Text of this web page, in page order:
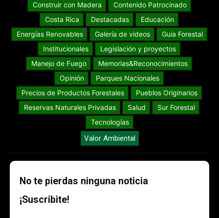
Construir con Madera
Contenido Patrocinado
Costa Rica
Destacadas
Educación
Energías Renovables
Galería de videos
Guia Forestal
Institucionales
Legislación y proyectos
Manejo de Fuego
Memorias&Reconocimientos
Opinión
Parques Nacionales
Precios de Productos Forestales
Pueblos Originarios
Reservas Naturales Privadas
Salud
Sur Forestal
Tecnologías
Valor Ambiental
No te pierdas ninguna noticia
¡Suscribite!